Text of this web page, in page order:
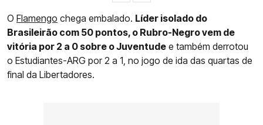
O Flamengo chega embalado. Líder isolado do
Brasileirão com 50 pontos, o Rubro-Negro vem de
vitória por 2 a 0 sobre o Juventude e também derrotou
o Estudiantes-ARG por 2 a 1, no jogo de ida das quartas de
final da Libertadores.